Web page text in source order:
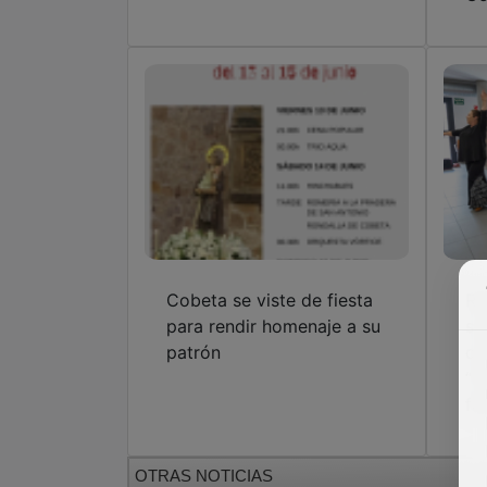
Cobeta se viste de fiesta
para rendir homenaje a su
patrón
OTRAS NOTICIAS